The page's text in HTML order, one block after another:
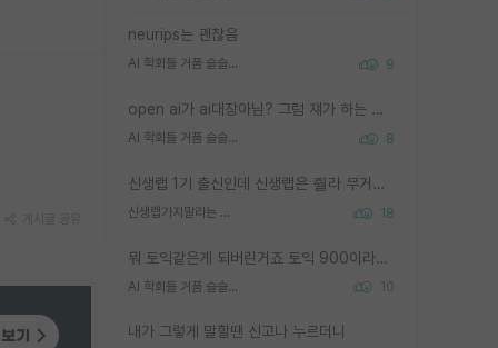
neurips는 괜찮음
AI 학회들 거품 슬슬 지적이 나오네요 9
open ai가 ai대장아님? 그럼 쟤가 하는 말이 다 맞겠네
AI 학회들 거품 슬슬 지적이 나오네요 8
신생랩 1기 출신인데 신생랩은 줠라 무거운 바벨 같은거임. 들면 대박인데 못들면 깔려 죽음. 아무도 알려주지 않는 환경에서 자생해야하지만, 일단 살아남았다면 그 어떤 사람보다 악착같고 생존력 높은 사람으로 거듭날 수 있음
신생랩가지말라는 이유가 있었구나 18
뭐 토익같은게 되버린거죠 토익 900이라고 영어잘하는건 아닙니다만 잘하는사람은 다 900을 넘는 그런
AI 학회들 거품 슬슬 지적이 나오네요 10
내가 그렇게 말할땐 신고나 누르더니